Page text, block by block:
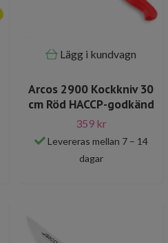
Lägg i kundvagn
Arcos 2900 Kockkniv 30
cm Röd HACCP-godkänd
359 kr
Levereras mellan 7 – 14
dagar